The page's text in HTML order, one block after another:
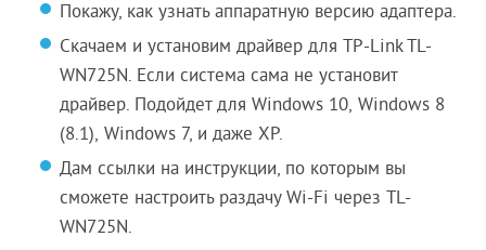
Покажу, как узнать аппаратную версию адаптера.
Скачаем и установим драйвер для TP-Link TL-
WN725N. Если система сама не установит
драйвер. Подойдет для Windows 10, Windows 8
(8.1), Windows 7, и даже XP.
Дам ссылки на инструкции, по которым вы
сможете настроить раздачу Wi-Fi через TL-
WN725N.